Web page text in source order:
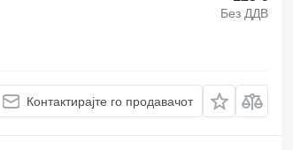
Без ДДВ
Контактирајте го продавачот